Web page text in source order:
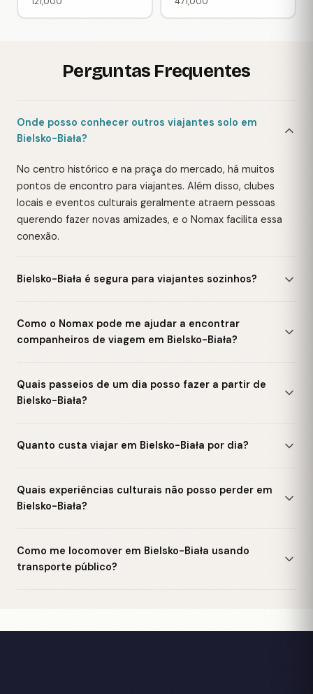
Perguntas Frequentes
Onde posso conhecer outros viajantes solo em
Bielsko-Biała?
No centro histórico e na praça do mercado, há muitos
pontos de encontro para viajantes. Além disso, clubes
locais e eventos culturais geralmente atraem pessoas
querendo fazer novas amizades, e o Nomax facilita essa
conexão.
Bielsko-Biała é segura para viajantes sozinhos?
Como o Nomax pode me ajudar a encontrar
companheiros de viagem em Bielsko-Biała?
Quais passeios de um dia posso fazer a partir de
Bielsko-Biała?
Quanto custa viajar em Bielsko-Biała por dia?
Quais experiências culturais não posso perder em
Bielsko-Biała?
Como me locomover em Bielsko-Biała usando
transporte público?